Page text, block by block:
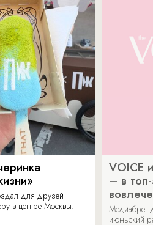
для друзей
в центре Москвы.
VOICE
– в
июньский